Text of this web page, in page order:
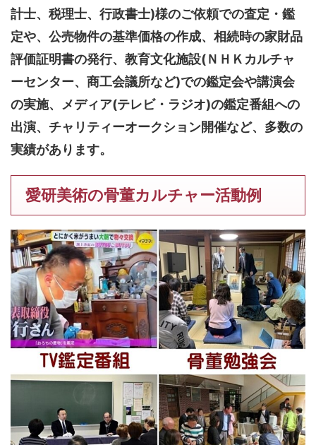
計士、税理士、行政書士)様のご依頼での査定・鑑
定や、公売物件の基準価格の作成、相続時の家財品
評価証明書の発行、教育文化施設(ＮＨＫカルチャ
ーセンター、商工会議所など)での鑑定会や講演会
の実施、メディア(テレビ・ラジオ)の鑑定番組への
出演、チャリティーオークション開催など、多数の
実績があります。
愛研美術の骨董カルチャー活動例